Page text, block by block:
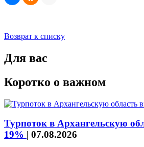
Возврат к списку
Для вас
Коротко о важном
Турпоток в Архангельскую
19% | 07.08.2026